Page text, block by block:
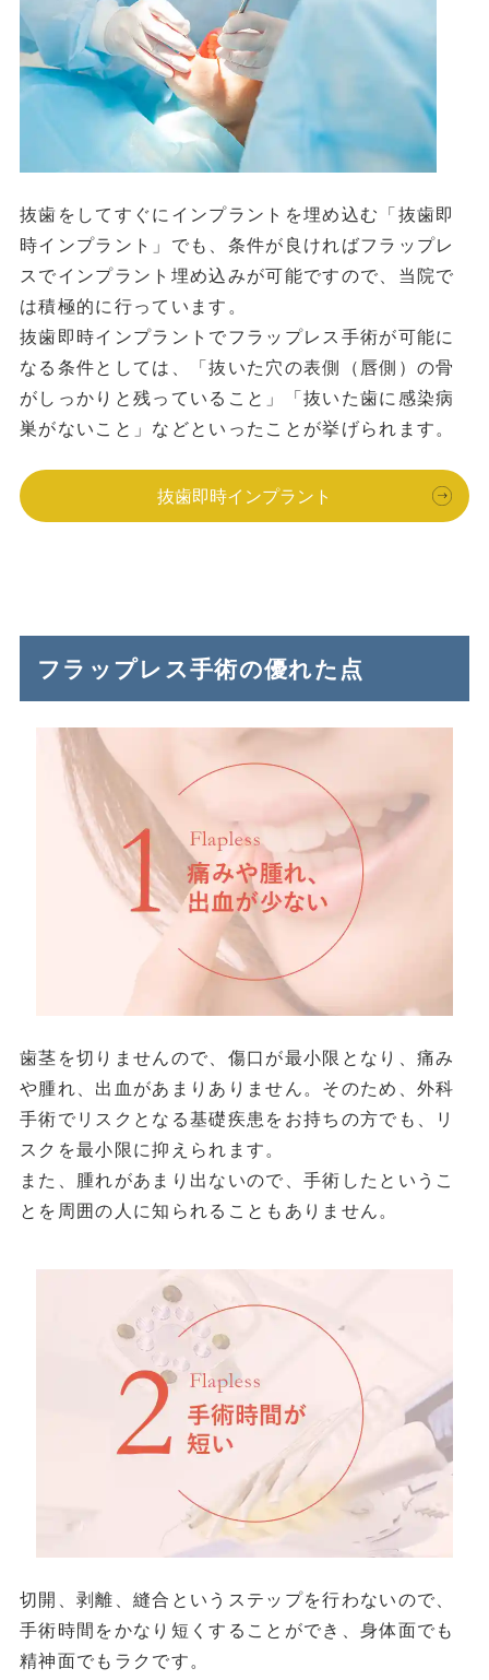
抜歯をしてすぐにインプラントを埋め込む「抜歯即
時インプラント」でも、条件が良ければフラップレ
スでインプラント埋め込みが可能ですので、当院で
は積極的に行っています。
抜歯即時インプラントでフラップレス手術が可能に
なる条件としては、「抜いた穴の表側（唇側）の骨
がしっかりと残っていること」「抜いた歯に感染病
巣がないこと」などといったことが挙げられます。
抜歯即時インプラント
フラップレス手術の優れた点
歯茎を切りませんので、傷口が最小限となり、痛み
や腫れ、出血があまりありません。そのため、外科
手術でリスクとなる基礎疾患をお持ちの方でも、リ
スクを最小限に抑えられます。
また、腫れがあまり出ないので、手術したというこ
とを周囲の人に知られることもありません。
切開、剥離、縫合というステップを行わないので、
手術時間をかなり短くすることができ、身体面でも
精神面でもラクです。